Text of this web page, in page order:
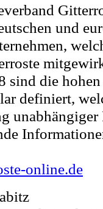
und
sind die
definiert,
online.de